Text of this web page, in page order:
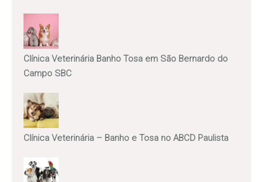
Clínica Veterinária Banho Tosa em São Bernardo do
Campo SBC
Clínica Veterinária – Banho e Tosa no ABCD Paulista